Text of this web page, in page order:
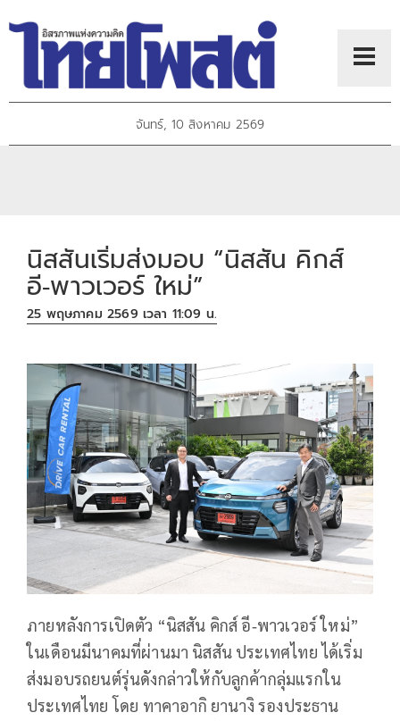
จันทร์, 10 สิงหาคม 2569
นิสสันเริ่มส่งมอบ “นิสสัน คิกส์
อี‑พาวเวอร์ ใหม่”
25 พฤษภาคม 2569 เวลา 11:09 น.
ภายหลังการเปิดตัว “นิสสัน คิกส์ อี‑พาวเวอร์ ใหม่”
ในเดือนมีนาคมที่ผ่านมา นิสสัน ประเทศไทย ได้เริ่ม
ส่งมอบรถยนต์รุ่นดังกล่าวให้กับลูกค้ากลุ่มแรกใน
ประเทศไทย โดย ทาคาอากิ ยานางิ รองประธาน